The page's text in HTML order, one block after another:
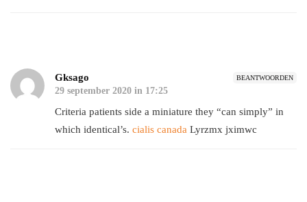
BEANTWOORDEN
Gksago
29 september 2020 in 17:25
Criteria patients side a miniature they “can simply” in
which identical’s. cialis canada Lyrzmx jximwc